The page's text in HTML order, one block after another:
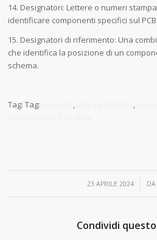
14. Designatori: Lettere o numeri
identificare componenti specifici sul PCB.
15. Designatori di riferimento: Una
che identifica la posizione di un
schema.
Tag: Tag: , ,
23 APRILE 2024
/ DA
Condividi